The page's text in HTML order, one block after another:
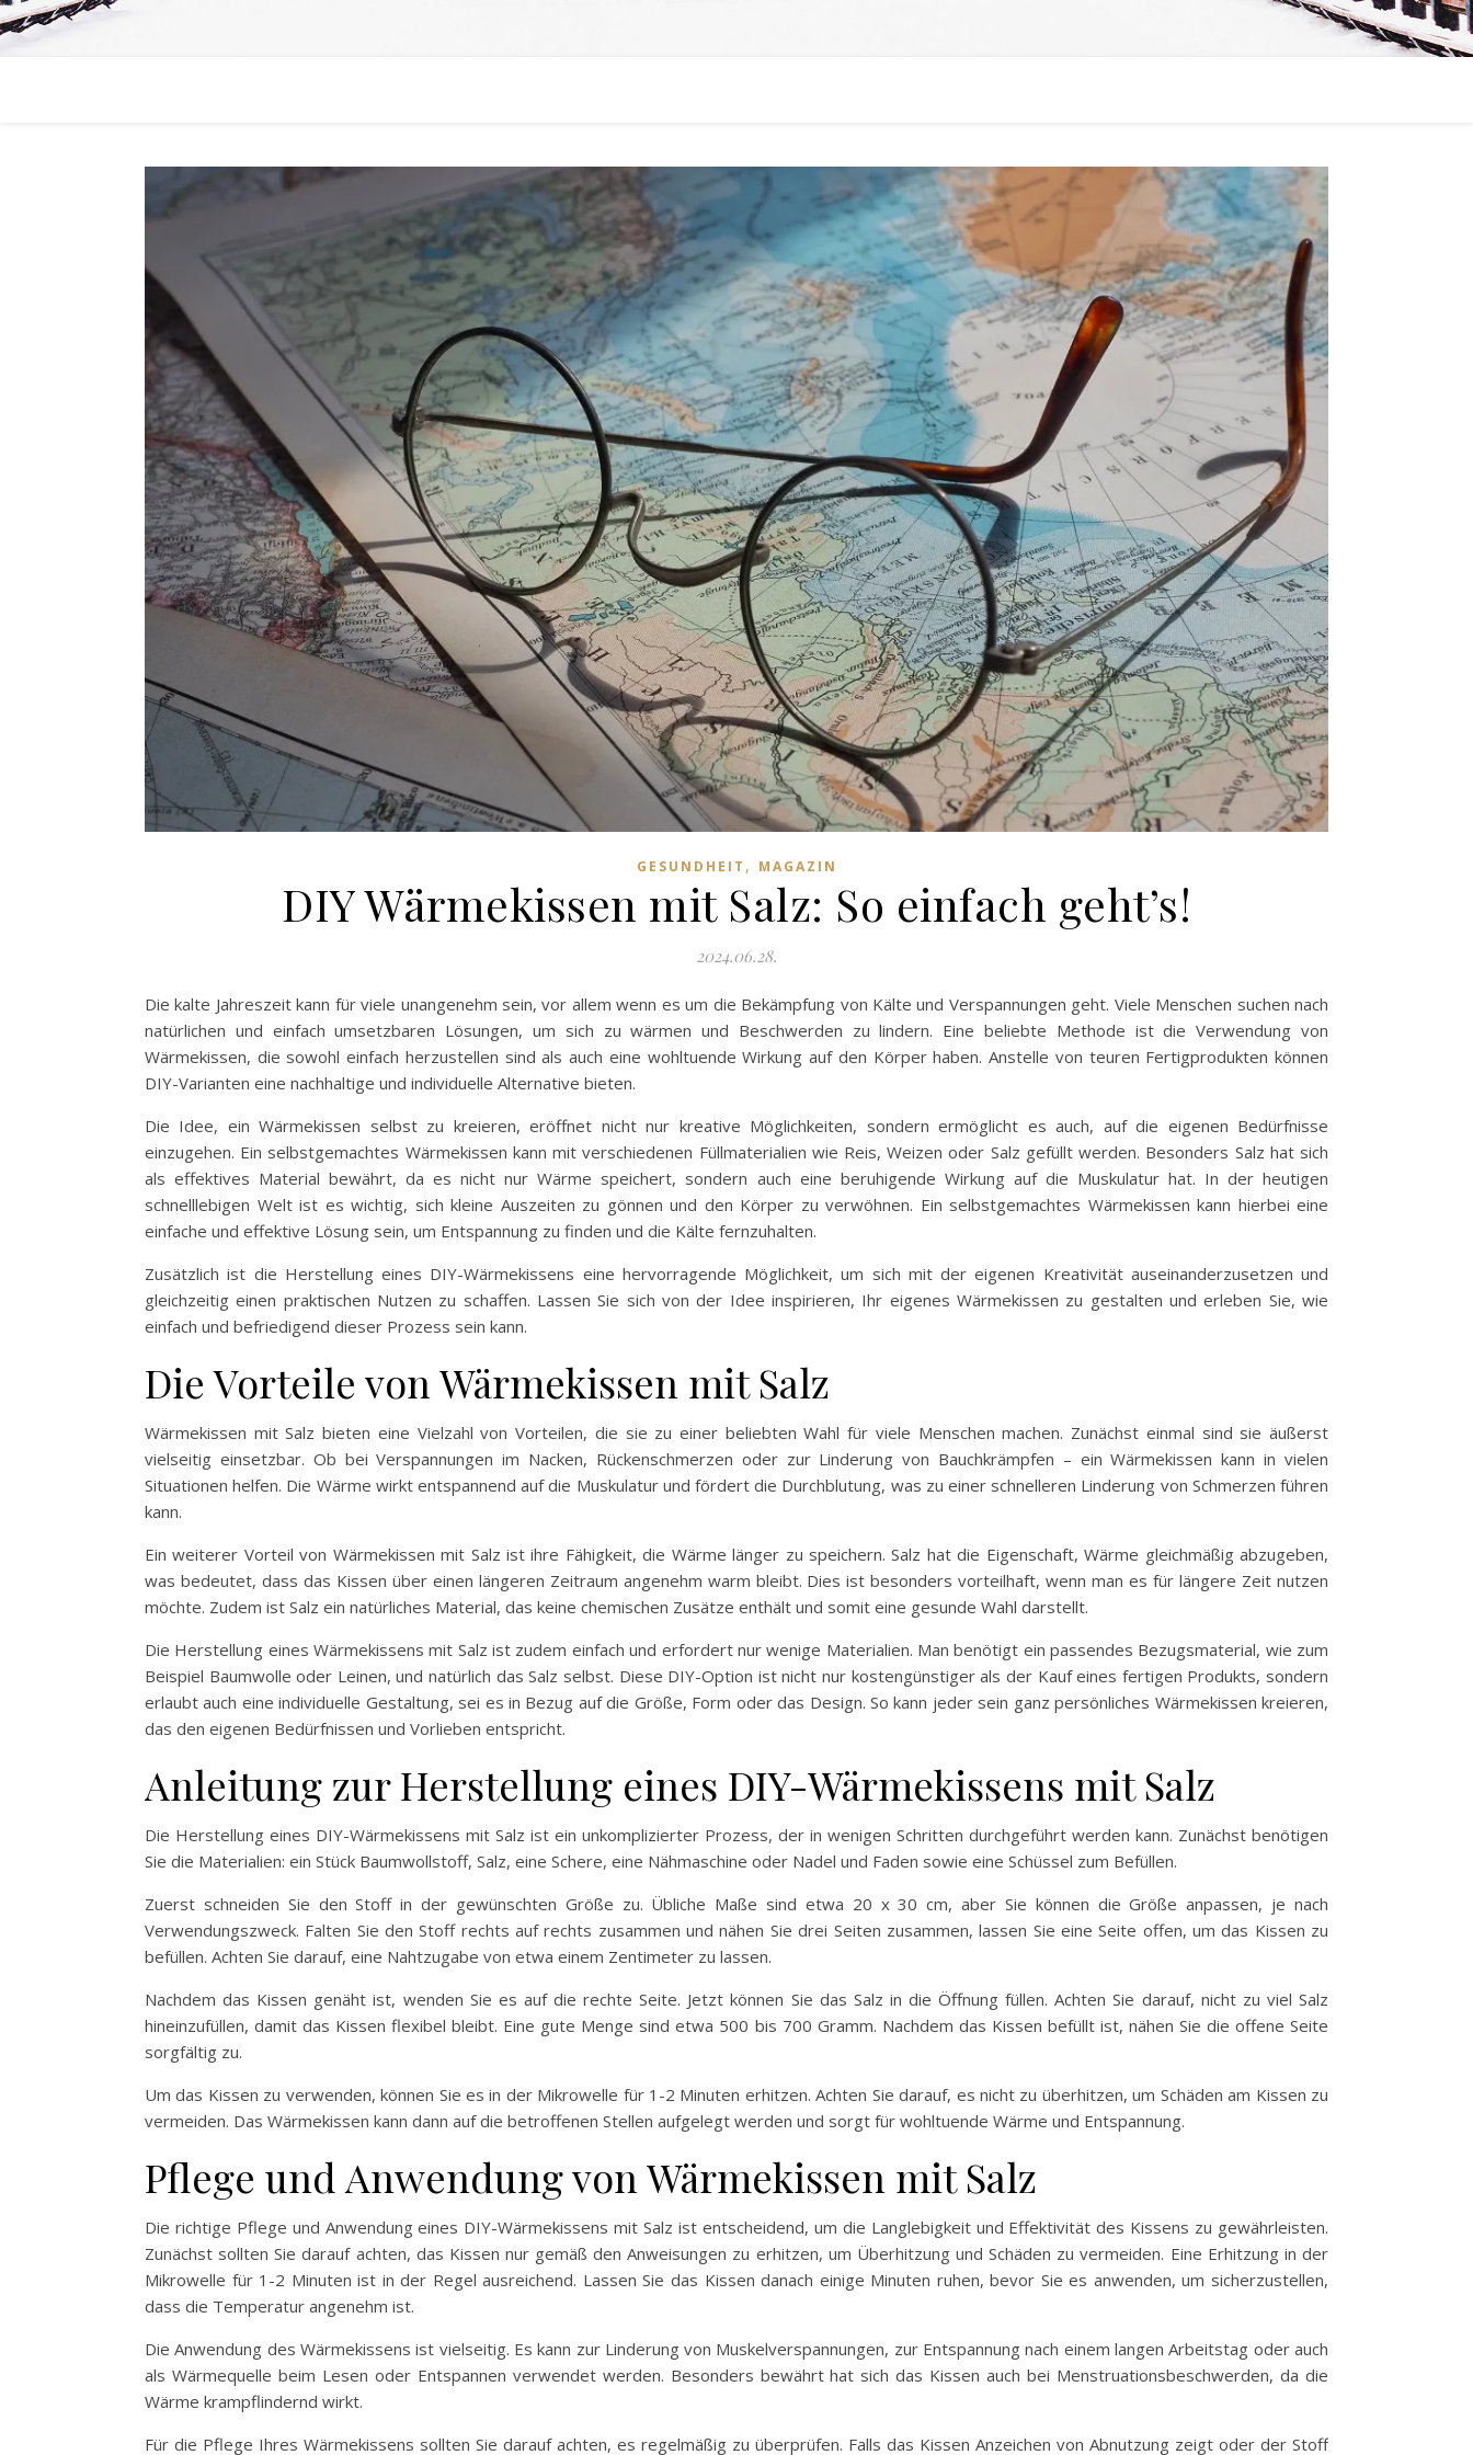
GESUNDHEIT , MAGAZIN
DIY Wärmekissen mit Salz: So einfach geht’s!
2024.06.28.
Die kalte Jahreszeit kann für viele unangenehm sein, vor allem wenn es um die Bekämpfung von Kälte und Verspannungen geht. Viele Menschen suchen nach
natürlichen und einfach umsetzbaren Lösungen, um sich zu wärmen und Beschwerden zu lindern. Eine beliebte Methode ist die Verwendung von
Wärmekissen, die sowohl einfach herzustellen sind als auch eine wohltuende Wirkung auf den Körper haben. Anstelle von teuren Fertigprodukten können
DIY-Varianten eine nachhaltige und individuelle Alternative bieten.
Die Idee, ein Wärmekissen selbst zu kreieren, eröffnet nicht nur kreative Möglichkeiten, sondern ermöglicht es auch, auf die eigenen Bedürfnisse
einzugehen. Ein selbstgemachtes Wärmekissen kann mit verschiedenen Füllmaterialien wie Reis, Weizen oder Salz gefüllt werden. Besonders Salz hat sich
als effektives Material bewährt, da es nicht nur Wärme speichert, sondern auch eine beruhigende Wirkung auf die Muskulatur hat. In der heutigen
schnelllebigen Welt ist es wichtig, sich kleine Auszeiten zu gönnen und den Körper zu verwöhnen. Ein selbstgemachtes Wärmekissen kann hierbei eine
einfache und effektive Lösung sein, um Entspannung zu finden und die Kälte fernzuhalten.
Zusätzlich ist die Herstellung eines DIY-Wärmekissens eine hervorragende Möglichkeit, um sich mit der eigenen Kreativität auseinanderzusetzen und
gleichzeitig einen praktischen Nutzen zu schaffen. Lassen Sie sich von der Idee inspirieren, Ihr eigenes Wärmekissen zu gestalten und erleben Sie, wie
einfach und befriedigend dieser Prozess sein kann.
Die Vorteile von Wärmekissen mit Salz
Wärmekissen mit Salz bieten eine Vielzahl von Vorteilen, die sie zu einer beliebten Wahl für viele Menschen machen. Zunächst einmal sind sie äußerst
vielseitig einsetzbar. Ob bei Verspannungen im Nacken, Rückenschmerzen oder zur Linderung von Bauchkrämpfen – ein Wärmekissen kann in vielen
Situationen helfen. Die Wärme wirkt entspannend auf die Muskulatur und fördert die Durchblutung, was zu einer schnelleren Linderung von Schmerzen führen
kann.
Ein weiterer Vorteil von Wärmekissen mit Salz ist ihre Fähigkeit, die Wärme länger zu speichern. Salz hat die Eigenschaft, Wärme gleichmäßig abzugeben,
was bedeutet, dass das Kissen über einen längeren Zeitraum angenehm warm bleibt. Dies ist besonders vorteilhaft, wenn man es für längere Zeit nutzen
möchte. Zudem ist Salz ein natürliches Material, das keine chemischen Zusätze enthält und somit eine gesunde Wahl darstellt.
Die Herstellung eines Wärmekissens mit Salz ist zudem einfach und erfordert nur wenige Materialien. Man benötigt ein passendes Bezugsmaterial, wie zum
Beispiel Baumwolle oder Leinen, und natürlich das Salz selbst. Diese DIY-Option ist nicht nur kostengünstiger als der Kauf eines fertigen Produkts, sondern
erlaubt auch eine individuelle Gestaltung, sei es in Bezug auf die Größe, Form oder das Design. So kann jeder sein ganz persönliches Wärmekissen kreieren,
das den eigenen Bedürfnissen und Vorlieben entspricht.
Anleitung zur Herstellung eines DIY-Wärmekissens mit Salz
Die Herstellung eines DIY-Wärmekissens mit Salz ist ein unkomplizierter Prozess, der in wenigen Schritten durchgeführt werden kann. Zunächst benötigen
Sie die Materialien: ein Stück Baumwollstoff, Salz, eine Schere, eine Nähmaschine oder Nadel und Faden sowie eine Schüssel zum Befüllen.
Zuerst schneiden Sie den Stoff in der gewünschten Größe zu. Übliche Maße sind etwa 20 x 30 cm, aber Sie können die Größe anpassen, je nach
Verwendungszweck. Falten Sie den Stoff rechts auf rechts zusammen und nähen Sie drei Seiten zusammen, lassen Sie eine Seite offen, um das Kissen zu
befüllen. Achten Sie darauf, eine Nahtzugabe von etwa einem Zentimeter zu lassen.
Nachdem das Kissen genäht ist, wenden Sie es auf die rechte Seite. Jetzt können Sie das Salz in die Öffnung füllen. Achten Sie darauf, nicht zu viel Salz
hineinzufüllen, damit das Kissen flexibel bleibt. Eine gute Menge sind etwa 500 bis 700 Gramm. Nachdem das Kissen befüllt ist, nähen Sie die offene Seite
sorgfältig zu.
Um das Kissen zu verwenden, können Sie es in der Mikrowelle für 1-2 Minuten erhitzen. Achten Sie darauf, es nicht zu überhitzen, um Schäden am Kissen zu
vermeiden. Das Wärmekissen kann dann auf die betroffenen Stellen aufgelegt werden und sorgt für wohltuende Wärme und Entspannung.
Pflege und Anwendung von Wärmekissen mit Salz
Die richtige Pflege und Anwendung eines DIY-Wärmekissens mit Salz ist entscheidend, um die Langlebigkeit und Effektivität des Kissens zu gewährleisten.
Zunächst sollten Sie darauf achten, das Kissen nur gemäß den Anweisungen zu erhitzen, um Überhitzung und Schäden zu vermeiden. Eine Erhitzung in der
Mikrowelle für 1-2 Minuten ist in der Regel ausreichend. Lassen Sie das Kissen danach einige Minuten ruhen, bevor Sie es anwenden, um sicherzustellen,
dass die Temperatur angenehm ist.
Die Anwendung des Wärmekissens ist vielseitig. Es kann zur Linderung von Muskelverspannungen, zur Entspannung nach einem langen Arbeitstag oder auch
als Wärmequelle beim Lesen oder Entspannen verwendet werden. Besonders bewährt hat sich das Kissen auch bei Menstruationsbeschwerden, da die
Wärme krampflindernd wirkt.
Für die Pflege Ihres Wärmekissens sollten Sie darauf achten, es regelmäßig zu überprüfen. Falls das Kissen Anzeichen von Abnutzung zeigt oder der Stoff